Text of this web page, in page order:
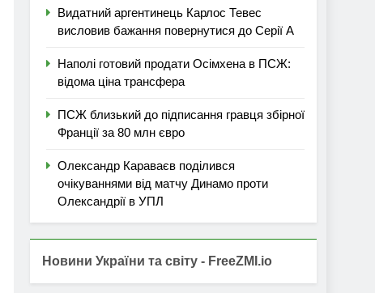
Видатний аргентинець Карлос Тевес
висловив бажання повернутися до Серії А
Наполі готовий продати Осімхена в ПСЖ:
відома ціна трансфера
ПСЖ близький до підписання гравця збірної
Франції за 80 млн євро
Олександр Караваєв поділився
очікуваннями від матчу Динамо проти
Олександрії в УПЛ
Новини України та світу - FreeZMI.io